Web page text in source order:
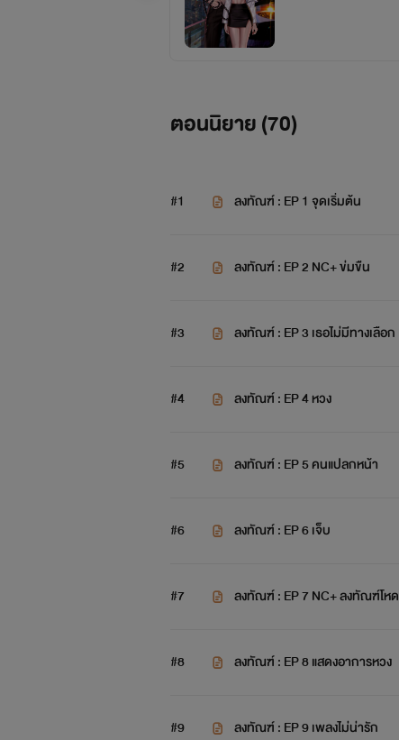
ตอนนิยาย (70)
#1 ลงทัณฑ์ : EP 1 จุดเริ่มต้น
#2 ลงทัณฑ์ : EP 2 NC+ ข่มขืน
#3 ลงทัณฑ์ : EP 3 เธอไม่มีทางเลือก
#4 ลงทัณฑ์ : EP 4 หวง
#5 ลงทัณฑ์ : EP 5 คนแปลกหน้า
#6 ลงทัณฑ์ : EP 6 เจ็บ
#7 ลงทัณฑ์ : EP 7 NC+ ลงทัณฑ์โหด
#8 ลงทัณฑ์ : EP 8 แสดงอาการหวง
#9 ลงทัณฑ์ : EP 9 เพลงไม่น่ารัก